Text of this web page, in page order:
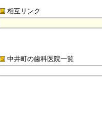
相互リンク
中井町の歯科医院一覧